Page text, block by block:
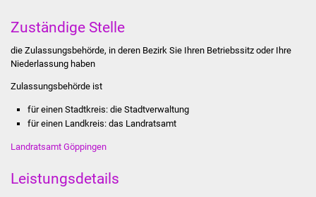
Was erledige ich wo
Zuständige Stelle
die Zulassungsbehörde, in deren Bezirk Sie Ihren Betriebssitz oder Ihre
Niederlassung haben
Zulassungsbehörde ist
für einen Stadtkreis: die Stadtverwaltung
für einen Landkreis: das Landratsamt
Landratsamt Göppingen
Leistungsdetails